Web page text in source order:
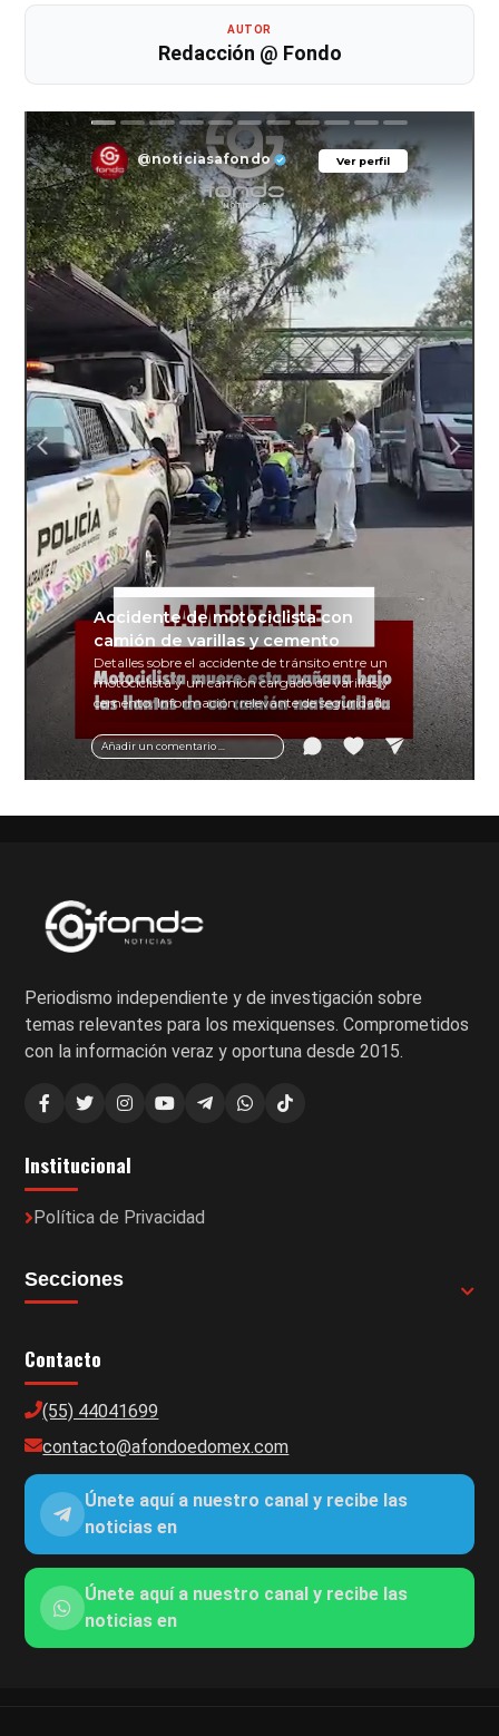
AUTOR
Redacción @ Fondo
Ver perfil
@noticiasafondo Ver perfil
Añadir un comentario ...
Accidente de motociclista con
camión de varillas y cemento
Detalles sobre el accidente de tránsito entre un
motociclista y un camión cargado de varillas y
cemento. Información relevante de seguridad
vial y recomendaciones para motociclistas.
Periodismo independiente y de investigación sobre
temas relevantes para los mexiquenses. Comprometidos
con la información veraz y oportuna desde 2015.
Institucional
Política de Privacidad
Secciones
Contacto
(55) 44041699
contacto@afondoedomex.com
Únete aquí a nuestro canal y recibe las
noticias en
Únete aquí a nuestro canal y recibe las
noticias en